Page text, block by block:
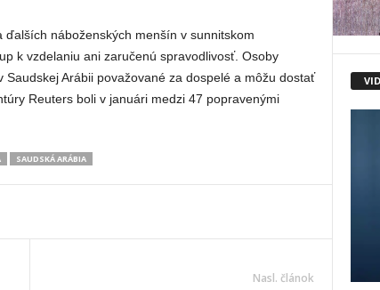
náboženských menšín v sunnitskom
k vzdelaniu ani zaručenú spravodlivosť. Osoby
Arábii považované za dospelé a môžu dostať
Reuters boli v januári medzi 47 popravenými
SAUDSKÁ ARÁBIA
Nasl. článok